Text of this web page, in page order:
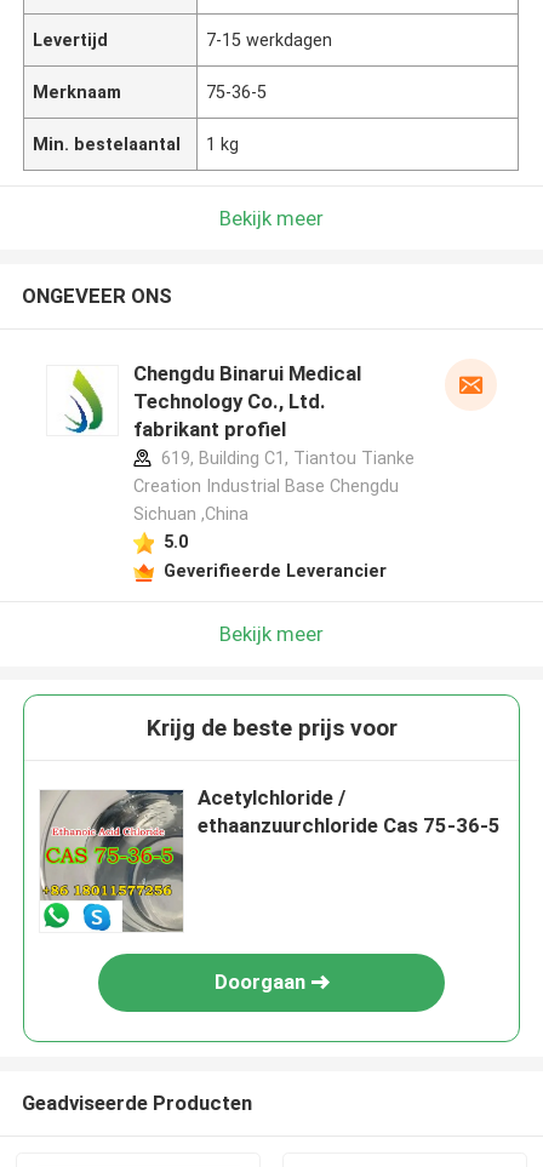
Levertijd 7-15 werkdagen
Merknaam 75-36-5
Min. bestelaantal 1 kg
Bekijk meer
ONGEVEER ONS
Chengdu Binarui Medical
Technology Co., Ltd.
fabrikant profiel
619, Building C1, Tiantou Tianke
Creation Industrial Base Chengdu
Sichuan ,China
5.0
Geverifieerde Leverancier
Bekijk meer
Krijg de beste prijs voor
Acetylchloride /
ethaanzuurchloride Cas 75-36-5
Doorgaan
Geadviseerde Producten